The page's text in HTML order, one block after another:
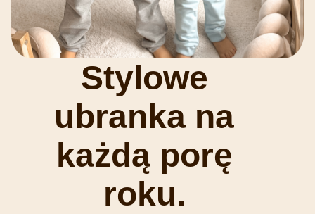
Stylowe
ubranka na
każdą porę
roku.